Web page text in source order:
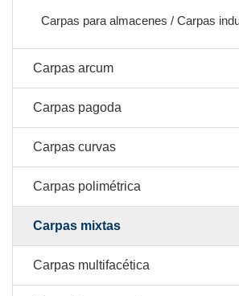
Carpas para almacenes / Carpas
Carpas arcum
Carpas pagoda
Carpas curvas
Carpas polimétrica
Carpas mixtas
Carpas multifacética